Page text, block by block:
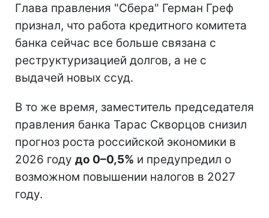
Глава правления "Сбера" Герман Греф
признал, что работа кредитного комитета
банка сейчас все больше связана с
реструктуризацией долгов, а не с
выдачей новых ссуд.
В то же время, заместитель председателя
правления банка Тарас Скворцов снизил
прогноз роста российской экономики в
2026 году до 0–0,5% и предупредил о
возможном повышении налогов в 2027
году.